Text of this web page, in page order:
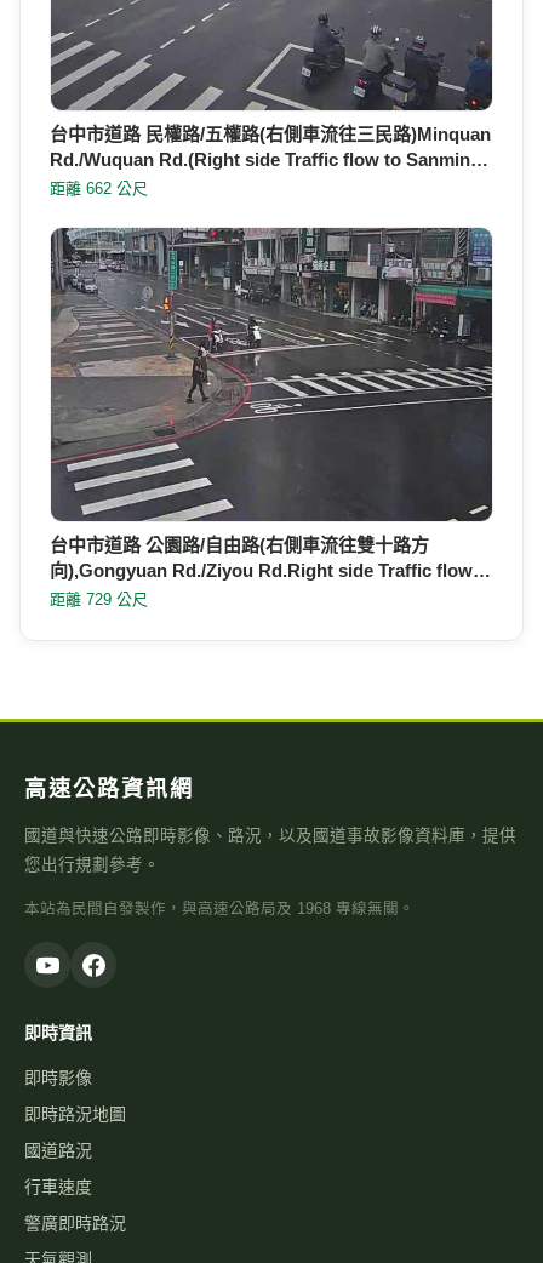
台中市道路 民權路/五權路(右側車流往三民路)Minquan
Rd./Wuquan Rd.(Right side Traffic flow to Sanmin…
距離 662 公尺
台中市道路 公園路/自由路(右側車流往雙十路方
向),Gongyuan Rd./Ziyou Rd.Right side Traffic flow…
距離 729 公尺
高速公路資訊網
國道與快速公路即時影像、路況，以及國道事故影像資料庫，提供
您出行規劃參考。
本站為民間自發製作，與高速公路局及 1968 專線無關。
即時資訊
即時影像
即時路況地圖
國道路況
行車速度
警廣即時路況